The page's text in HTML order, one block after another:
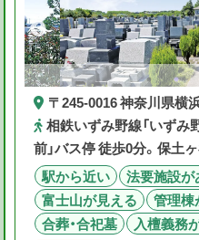
〒245-0016 神奈川県横
相鉄いずみ野線「いずみ
前」バス停 徒歩0分。保土
駅から近い
法要施設が
富士山が見える
管理棟
合葬・合祀墓
入檀義務